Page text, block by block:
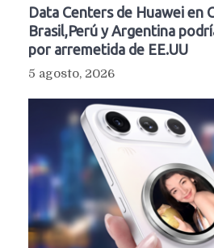
Data Centers de Huawei en
Brasil,Perú y Argentina
por arremetida de EE.UU
5 agosto, 2026